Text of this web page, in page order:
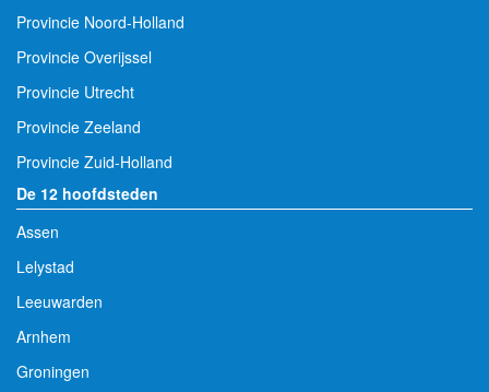
Provincie Noord-Holland
Provincie Overijssel
Provincie Utrecht
Provincie Zeeland
Provincie Zuid-Holland
De 12 hoofdsteden
Assen
Lelystad
Leeuwarden
Arnhem
Groningen